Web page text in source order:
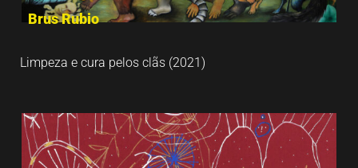
Brus Rubio
Limpeza e cura pelos clãs (2021)